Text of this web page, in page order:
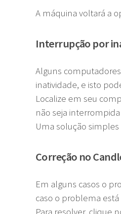
A máquina voltará a
Interrupção por
Alguns
inatividade, e isto
Localize em seu
não seja
Uma solução
Correção no
Em alguns casos o
caso o problema